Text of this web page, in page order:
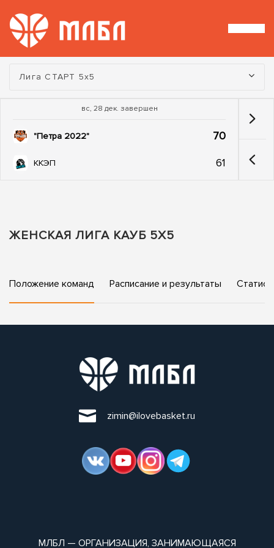
Турнир:
Лига СТАРТ 5х5
вс, 28 дек. завершен
"Петра 2022" 70
ККЭП 61
ЖЕНСКАЯ ЛИГА КАУБ 5Х5
Положение команд Расписание и результаты
zimin@ilovebasket.ru
МЛБЛ — ОРГАНИЗАЦИЯ, ЗАНИМАЮЩАЯСЯ